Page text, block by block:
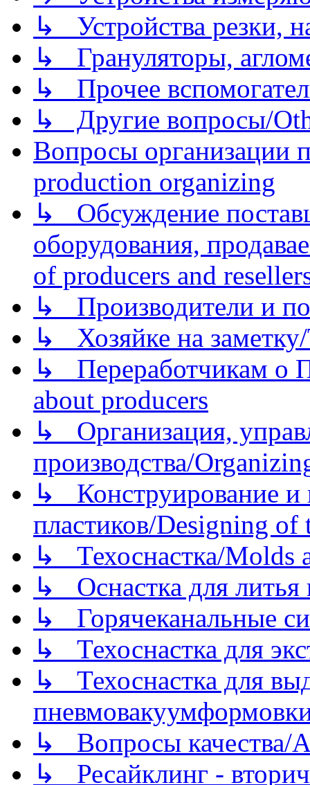
↳ Устройства резки,
↳ Грануляторы,
↳ Прочее
↳ Другие вопросы/
Вопросы организации
production organizing
↳ Обсуждение
оборудования,
of producers and
↳ Производители и
↳ Хозяйке на
↳ Переработчикам о
about producers
↳ Организация,
производства/
↳ Конструирование и
пластиков/Designing of
↳ Техоснастка/Molds
↳ Оснастка для литья
↳ Горячеканальные
↳ Техоснастка для
↳ Техоснастка для
↳ Вопросы качества/
↳ Ресайклинг -